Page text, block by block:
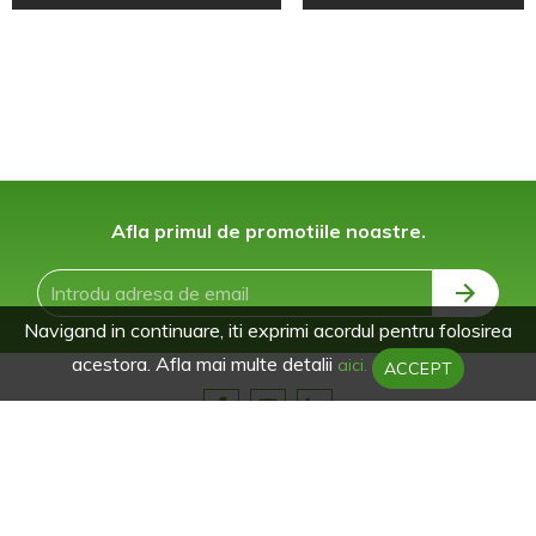
Afla primul de promotiile noastre.
Navigand in continuare, iti exprimi acordul pentru folosirea
acestora. Afla mai multe detalii aici. ACCEPT